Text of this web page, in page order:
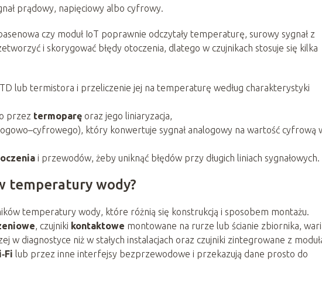
prądowy, napięciowy albo cyfrowy.
czy moduł IoT poprawnie odczytały temperaturę, surowy sygnał z
i skorygować błędy otoczenia, dlatego w czujnikach stosuje się kilka
lub termistora i przeliczenie jej na temperaturę według charakterystyki
przez termoparę oraz jego liniaryzacja,
który konwertuje sygnał analogowy na wartość cyfrową
i przewodów, żeby uniknąć błędów przy długich liniach sygnałowych.
temperatury wody?
temperatury wody, które różnią się konstrukcją i sposobem montażu.
, czujniki kontaktowe montowane na rurze lub ścianie zbiornika,
w diagnostyce niż w stałych instalacjach oraz czujniki zintegrowane z
lub przez inne interfejsy bezprzewodowe i przekazują dane prosto do